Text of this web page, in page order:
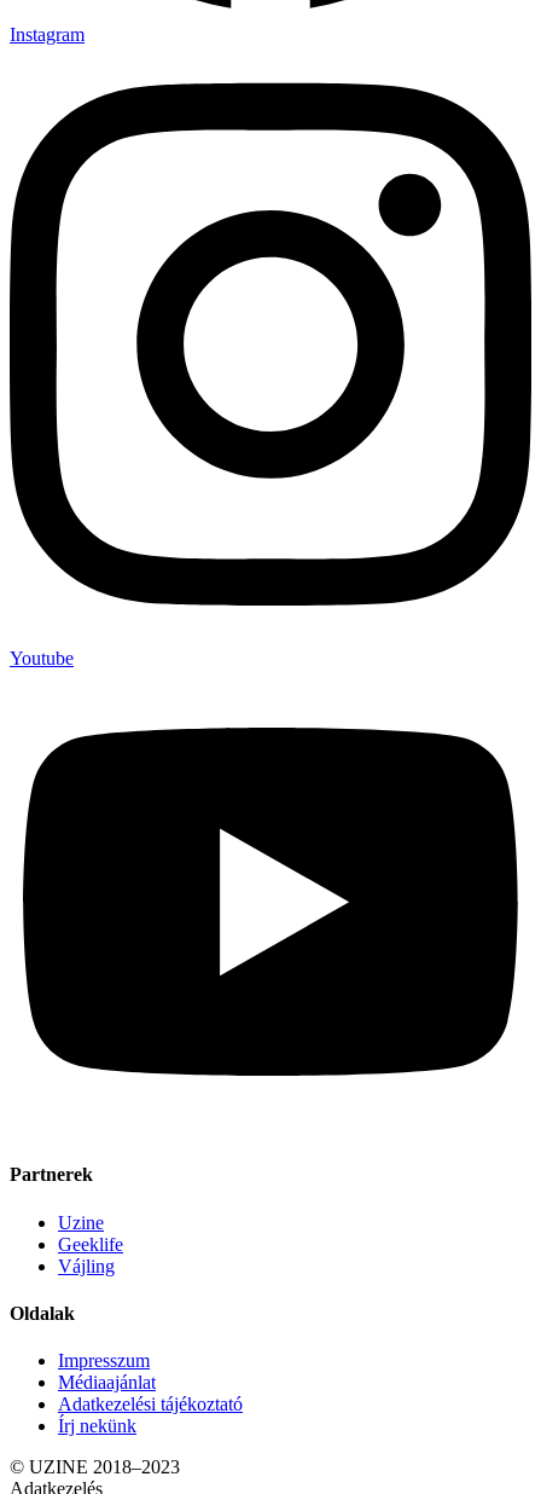
Instagram
Youtube
Partnerek
Uzine
Geeklife
Vájling
Oldalak
Impresszum
Médiaajánlat
Adatkezelési tájékoztató
Írj nekünk
© UZINE 2018–2023
Adatkezelés